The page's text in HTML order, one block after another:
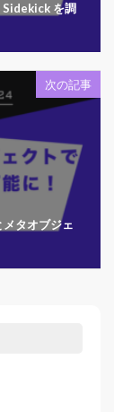
を調
次の記事
タオブジェ